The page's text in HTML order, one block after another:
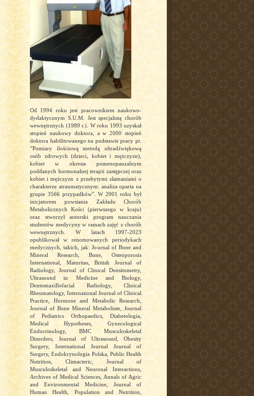
Od 1994 roku jest pracownikiem naukowo-
dydaktycznym S.U.M. Jest specjalistą chorób
wewnętrznych (1989 r.). W roku 1993 uzyskał
stopień naukowy doktora, a w 2000 stopień
doktora habilitowanego na podstawie pracy pt.
”Pomiary ilościową metodą ultradźwiękową
osób zdrowych (dzieci, kobiet i mężczyzn),
kobiet w okresie pomenopauzalnym
poddanych hormonalnej terapii zastępczej oraz
kobiet i mężczyzn z przebytymi złamaniami o
charakterze atraumatycznym: analiza oparta na
grupie 3566 przypadków”. W 2001 roku był
inicjatorem powstania Zakładu Chorób
Metabolicznych Kości (pierwszego w kraju)
oraz stworzył autorski program nauczania
studentów medycyny w ramach zajęć z chorób
wewnętrznych. W latach 1997-2023
opublikował w renomowanych periodykach
medycznych, takich, jak: Journal of Bone and
Mineral Research, Bone, Osteoporosis
International, Maturitas, British Journal of
Radiology, Journal of Clinical Densitometry,
Ultrasound in Medicine and Biology,
Dentomaxillofacial Radiology, Clinical
Rheumatology, International Journal of Clinical
Practice, Hormone and Metabolic Research,
Journal of Bone Mineral Metabolism, Journal
of Pediatrics Orthopaedics, Diabetologia,
Medical Hypotheses, Gynecological
Endocrinology, BMC Musculoskeletal
Disorders, Journal of Ultrasound, Obesity
Surgery, International Journal Journal of
Surgery, Endokrynologia Polska, Public Health
Nutrition, Climacteric, Journal of
Musculoskeletal and Neuronal Interactions,
Archives of Medical Sciences, Annals of Agric
and Environmental Medicine, Journal of
Human Health, Population and Nutrition,